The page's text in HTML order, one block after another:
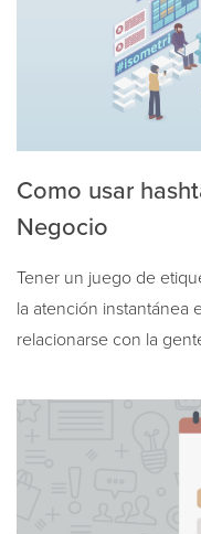
Como usar
Negocio
Tener un juego de
la atención instantánea
relacionarse con la